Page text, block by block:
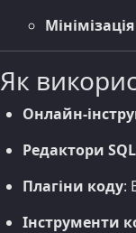
Як
Онлайн-
Редактори
Плагіни коду:
Інструменти